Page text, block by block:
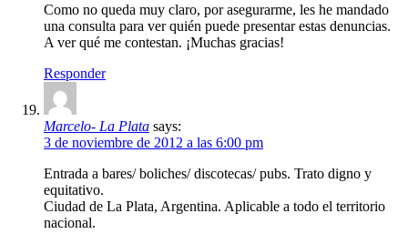
Como no queda muy claro, por asegurarme, les he mandado
una consulta para ver quién puede presentar estas denuncias.
A ver qué me contestan. ¡Muchas gracias!
Responder
Marcelo- La Plata says:
3 de noviembre de 2012 a las 6:00 pm
Entrada a bares/ boliches/ discotecas/ pubs. Trato digno y
equitativo.
Ciudad de La Plata, Argentina. Aplicable a todo el territorio
nacional.